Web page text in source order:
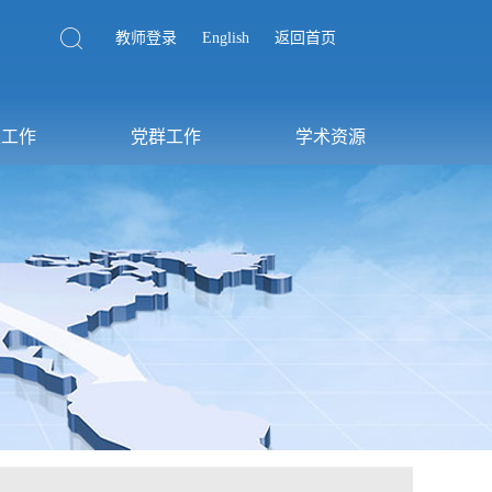
教师登录 English 返回首页
作 党群工作 学术资源